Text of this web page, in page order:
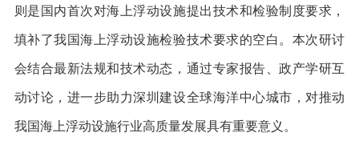
则是国内首次对海上浮动设施提出技术和检验制度要求，
填补了我国海上浮动设施检验技术要求的空白。本次研讨
会结合最新法规和技术动态，通过专家报告、政产学研互
动讨论，进一步助力深圳建设全球海洋中心城市，对推动
我国海上浮动设施行业高质量发展具有重要意义。